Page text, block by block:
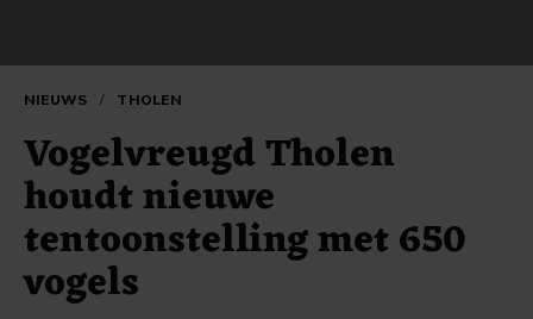
NIEUWS / THOLEN
Vogelvreugd Tholen
houdt nieuwe
tentoonstelling met 650
vogels